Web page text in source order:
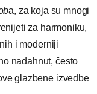
a, za koja su mnogi
za harmoniku,
i moderniji
nadahnut, često
glazbene izvedbe